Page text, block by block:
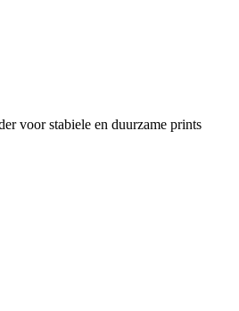
voor stabiele en duurzame prints